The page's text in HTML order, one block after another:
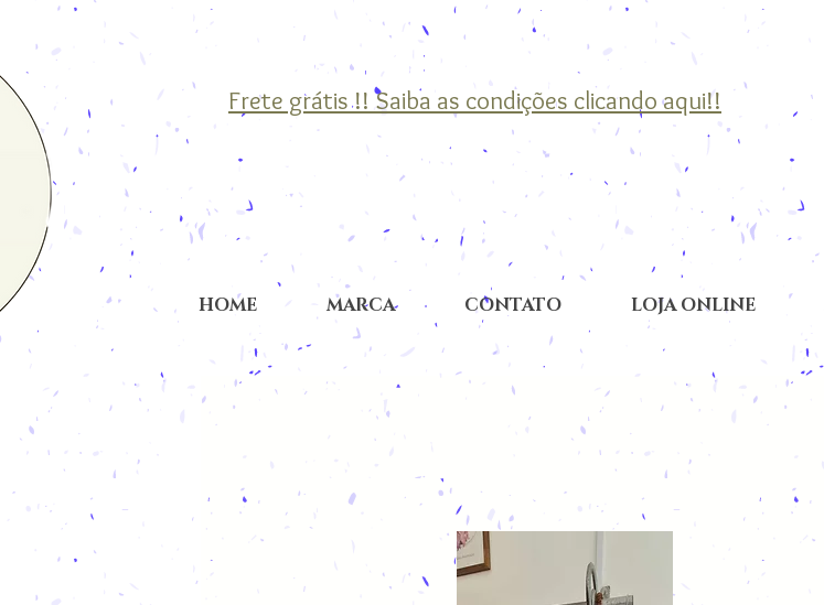
Frete grátis !! Saiba as condições clicando aqui!!
HOME MARCA CONTATO LOJA ONLINE